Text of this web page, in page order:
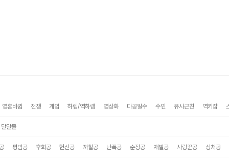
영혼바뀜 전쟁 게임 하렘/역하렘 영상화 다공일수 수인 유사근친 역키잡
달달물
평범공 후회공 헌신공 까칠공 난폭공 순정공 재벌공 사랑꾼공 상처공